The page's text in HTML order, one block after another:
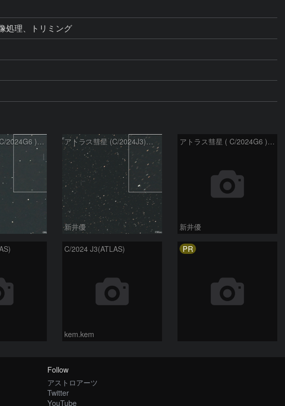
処理、トリミング
アトラス彗星 ( C/2024G6 )：2026/07/09 アトラス彗星 (C/2024J3)：2026/07/09
新井優
アトラス彗星 ( C/2024G6 )：2026/07/08
新井優
C/2024 J3(ATLAS)
kem.kem
PR
Follow
アストロアーツ
Twitter
YouTube